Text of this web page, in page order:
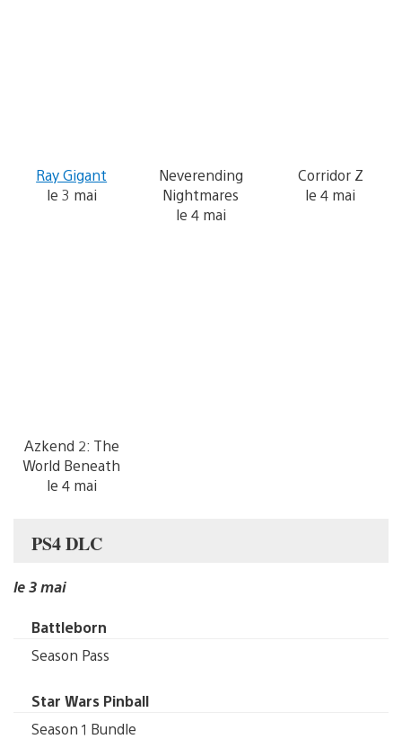
Ray Gigant
le 3 mai
Neverending
Nightmares
le 4 mai
Corridor Z
le 4 mai
Azkend 2: The
World Beneath
le 4 mai
PS4 DLC
le 3 mai
Battleborn
Season Pass
Star Wars Pinball
Season 1 Bundle